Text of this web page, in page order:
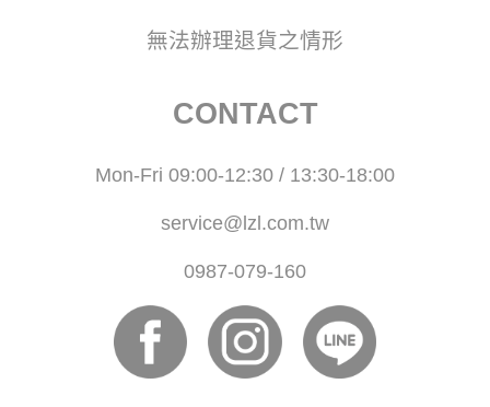
無法辦理退貨之情形
CONTACT
Mon-Fri 09:00-12:30 / 13:30-18:00
service@lzl.com.tw
0987-079-160